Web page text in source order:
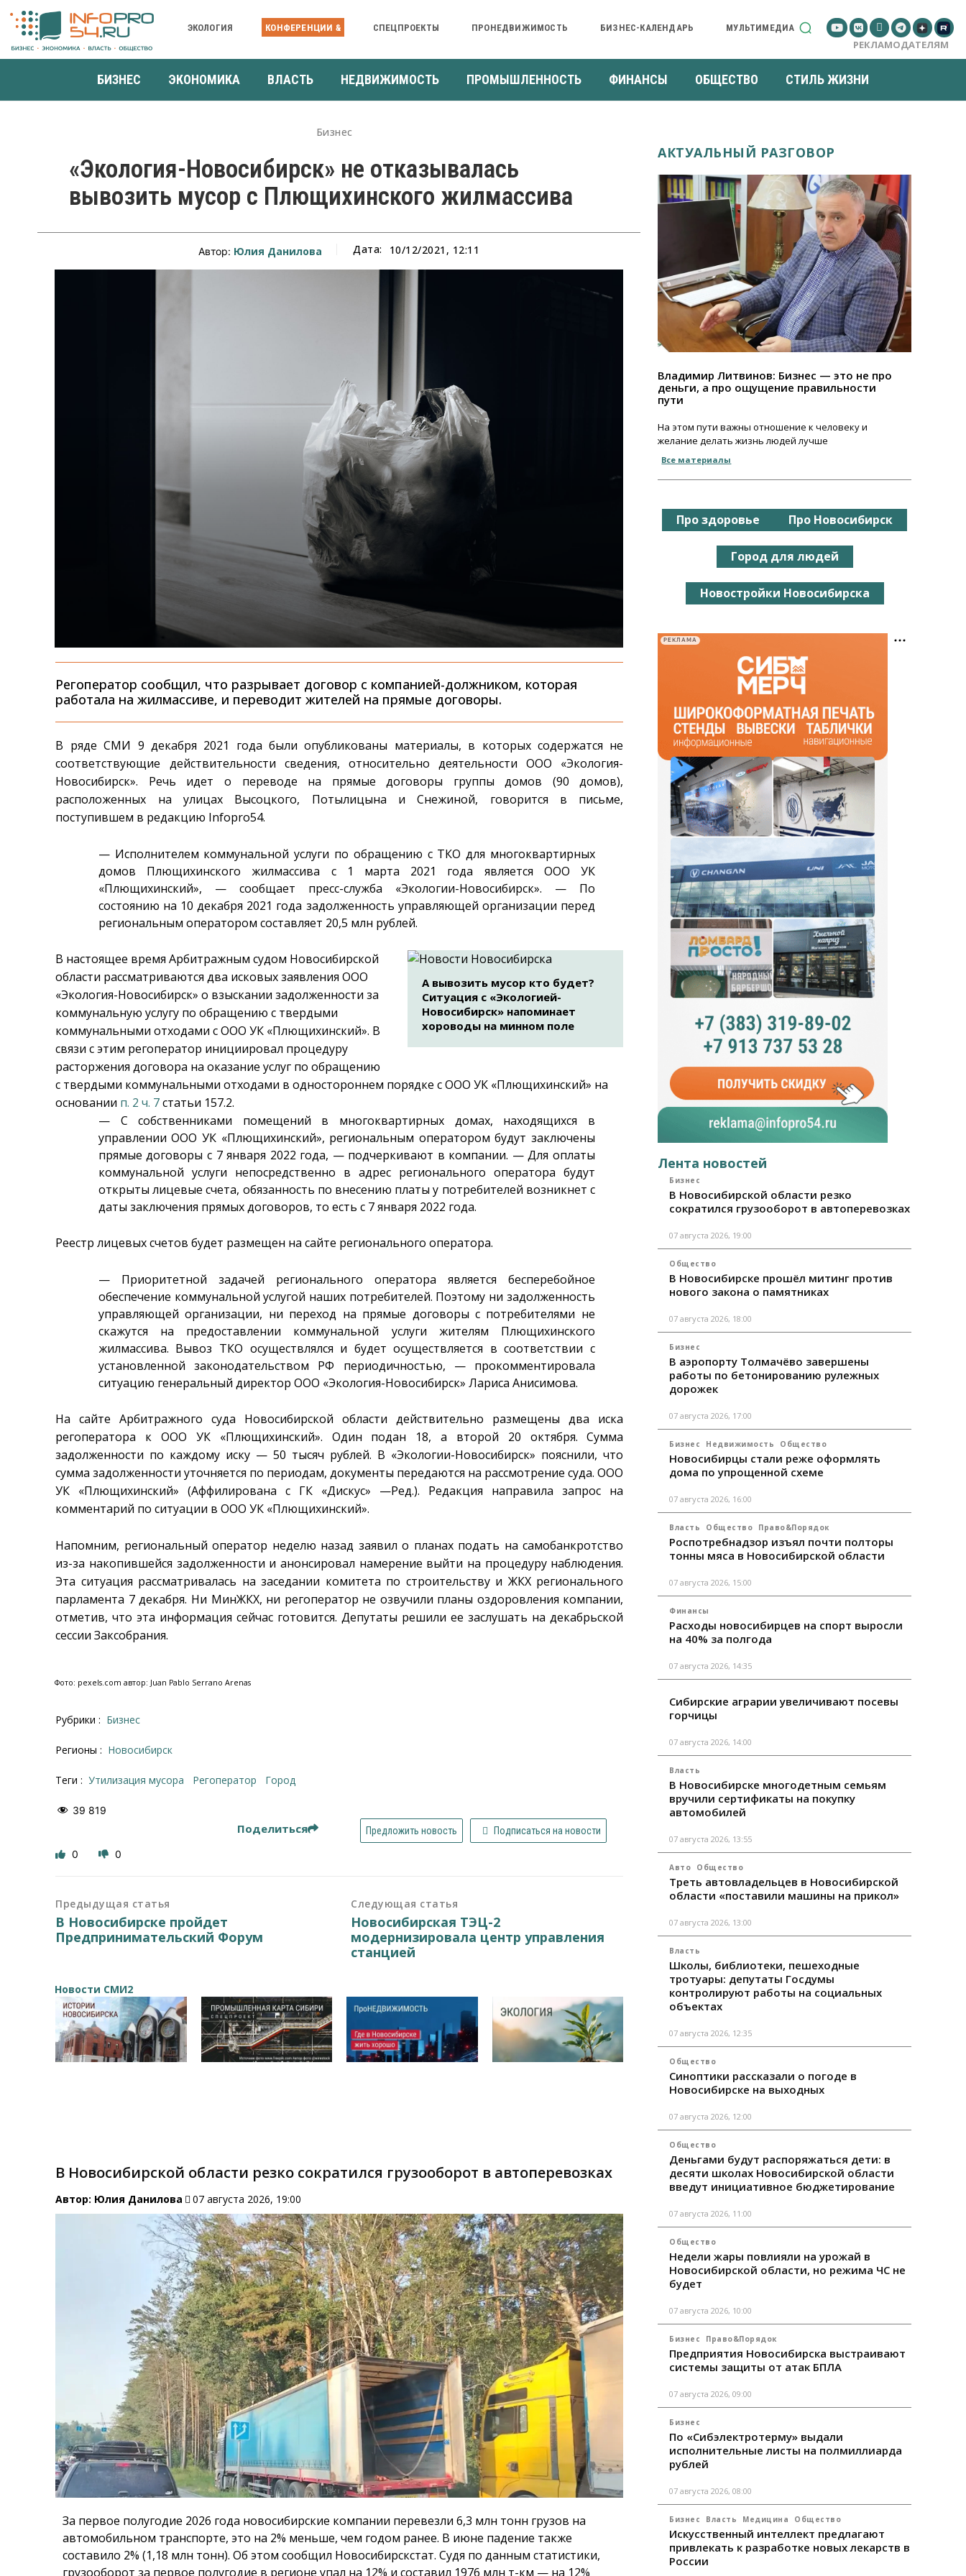
ЭКОЛОГИЯ КОНФЕРЕНЦИИ & СПЕЦПРОЕКТЫ ПРОНЕДВИЖИМОСТЬ БИЗНЕС-КАЛЕНДАРЬ МУЛЬТИМЕДИА
РЕКЛАМОДАТЕЛЯМ
БИЗНЕС ЭКОНОМИКА ВЛАСТЬ НЕДВИЖИМОСТЬ ПРОМЫШЛЕННОСТЬ ФИНАНСЫ ОБЩЕСТВО СТИЛЬ ЖИЗНИ
Бизнес
«Экология-Новосибирск» не отказывалась
вывозить мусор с Плющихинского жилмассива
Автор: Юлия Данилова Дата: 10/12/2021, 12:11
Регоператор сообщил, что разрывает договор с компанией-должником, которая
работала на жилмассиве, и переводит жителей на прямые договоры.
В ряде СМИ 9 декабря 2021 года были опубликованы материалы, в которых содержатся не
соответствующие действительности сведения, относительно деятельности ООО «Экология-
Новосибирск». Речь идет о переводе на прямые договоры группы домов (90 домов),
расположенных на улицах Высоцкого, Потылицына и Снежиной, говорится в письме,
поступившем в редакцию Infopro54.
— Исполнителем коммунальной услуги по обращению с ТКО для многоквартирных
домов Плющихинского жилмассива с 1 марта 2021 года является ООО УК
«Плющихинский», — сообщает пресс-служба «Экологии-Новосибирск». — По
состоянию на 10 декабря 2021 года задолженность управляющей организации перед
региональным оператором составляет 20,5 млн рублей.
А вывозить мусор кто будет?
Ситуация с «Экологией-
Новосибирск» напоминает
хороводы на минном поле
В настоящее время Арбитражным судом Новосибирской
области рассматриваются два исковых заявления ООО
«Экология-Новосибирск» о взыскании задолженности за
коммунальную услугу по обращению с твердыми
коммунальными отходами с ООО УК «Плющихинский». В
связи с этим регоператор инициировал процедуру
расторжения договора на оказание услуг по обращению
с твердыми коммунальными отходами в одностороннем порядке с ООО УК «Плющихинский» на
основании п. 2 ч. 7статьи 157.2.
— С собственниками помещений в многоквартирных домах, находящихся в
управлении ООО УК «Плющихинский», региональным оператором будут заключены
прямые договоры с 7 января 2022 года, — подчеркивают в компании. — Для оплаты
коммунальной услуги непосредственно в адрес регионального оператора будут
открыты лицевые счета, обязанность по внесению платы у потребителей возникнет с
даты заключения прямых договоров, то есть с 7 января 2022 года.
Реестр лицевых счетов будет размещен на сайте регионального оператора.
— Приоритетной задачей регионального оператора является бесперебойное
обеспечение коммунальной услугой наших потребителей. Поэтому ни задолженность
управляющей организации, ни переход на прямые договоры с потребителями не
скажутся на предоставлении коммунальной услуги жителям Плющихинского
жилмассива. Вывоз ТКО осуществлялся и будет осуществляется в соответствии с
установленной законодательством РФ периодичностью, — прокомментировала
ситуацию генеральный директор ООО «Экология-Новосибирск» Лариса Анисимова.
На сайте Арбитражного суда Новосибирской области действительно размещены два иска
регоператора к ООО УК «Плющихинский». Один подан 18, а второй 20 октября. Сумма
задолженности по каждому иску — 50 тысяч рублей. В «Экологии-Новосибирск» пояснили, что
сумма задолженности уточняется по периодам, документы передаются на рассмотрение суда. ООО
УК «Плющихинский» (Аффилирована с ГК «Дискус» —Ред.). Редакция направила запрос на
комментарий по ситуации в ООО УК «Плющихинский».
Напомним, региональный оператор неделю назад заявил о планах подать на самобанкротство
из-за накопившейся задолженности и анонсировал намерение выйти на процедуру наблюдения.
Эта ситуация рассматривалась на заседании комитета по строительству и ЖКХ регионального
парламента 7 декабря. Ни МинЖКХ, ни регоператор не озвучили планы оздоровления компании,
отметив, что эта информация сейчас готовится. Депутаты решили ее заслушать на декабрьской
сессии Заксобрания.
Фото: pexels.com автор: Juan Pablo Serrano Arenas
Рубрики : Бизнес
Регионы : Новосибирск
Теги : утилизация мусора регоператор город
39 819
Поделиться Предложить новость Подписаться на новости
0 0
Предыдущая статья
В Новосибирске пройдет
Предпринимательский Форум
Следующая статья
Новосибирская ТЭЦ-2
модернизировала центр управления
станцией
Новости СМИ2
В Новосибирской области резко сократился грузооборот в автоперевозках
Автор: Юлия Данилова 07 августа 2026, 19:00
За первое полугодие 2026 года новосибирские компании перевезли 6,3 млн тонн грузов на
автомобильном транспорте, это на 2% меньше, чем годом ранее. В июне падение также
составило 2% (1,18 млн тонн). Об этом сообщил Новосибирскстат. Судя по данным статистики,
грузооборот за первое полугодие в регионе упал на 12% и составил 1976 млн т-км — на 12%
АКТУАЛЬНЫЙ РАЗГОВОР
Владимир Литвинов: Бизнес — это не про
деньги, а про ощущение правильности
пути
На этом пути важны отношение к человеку и
желание делать жизнь людей лучше
Все материалы
Про здоровье Про Новосибирск
Город для людей
Новостройки Новосибирска
РЕКЛАМА
Лента новостей
Бизнес
В Новосибирской области резко
сократился грузооборот в автоперевозках
07 августа 2026, 19:00
Общество
В Новосибирске прошёл митинг против
нового закона о памятниках
07 августа 2026, 18:00
Бизнес
В аэропорту Толмачёво завершены
работы по бетонированию рулежных
дорожек
07 августа 2026, 17:00
Бизнес Недвижимость Общество
Новосибирцы стали реже оформлять
дома по упрощенной схеме
07 августа 2026, 16:00
Власть Общество Право&Порядок
Роспотребнадзор изъял почти полторы
тонны мяса в Новосибирской области
07 августа 2026, 15:00
Финансы
Расходы новосибирцев на спорт выросли
на 40% за полгода
07 августа 2026, 14:35
Сибирские аграрии увеличивают посевы
горчицы
07 августа 2026, 14:00
Власть
В Новосибирске многодетным семьям
вручили сертификаты на покупку
автомобилей
07 августа 2026, 13:55
Авто Общество
Треть автовладельцев в Новосибирской
области «поставили машины на прикол»
07 августа 2026, 13:00
Власть
Школы, библиотеки, пешеходные
тротуары: депутаты Госдумы
контролируют работы на социальных
объектах
07 августа 2026, 12:35
Общество
Синоптики рассказали о погоде в
Новосибирске на выходных
07 августа 2026, 12:00
Общество
Деньгами будут распоряжаться дети: в
десяти школах Новосибирской области
введут инициативное бюджетирование
07 августа 2026, 11:00
Общество
Недели жары повлияли на урожай в
Новосибирской области, но режима ЧС не
будет
07 августа 2026, 10:00
Бизнес Право&Порядок
Предприятия Новосибирска выстраивают
системы защиты от атак БПЛА
07 августа 2026, 09:00
Бизнес
По «Сибэлектротерму» выдали
исполнительные листы на полмиллиарда
рублей
07 августа 2026, 08:00
Бизнес Власть Медицина Общество
Искусственный интеллект предлагают
привлекать к разработке новых лекарств в
России